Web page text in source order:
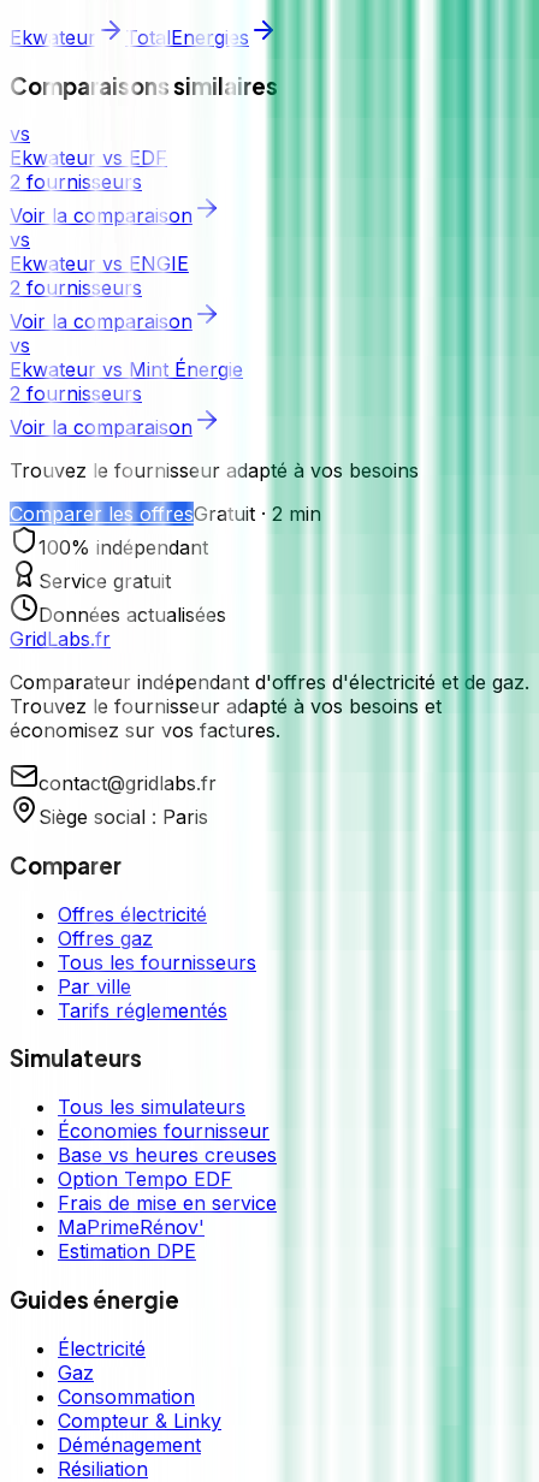
Ekwateur TotalEnergies
Comparaisons similaires
vs
Ekwateur vs EDF
2 fournisseurs
Voir la comparaison
vs
Ekwateur vs ENGIE
2 fournisseurs
Voir la comparaison
vs
Ekwateur vs Mint Énergie
2 fournisseurs
Voir la comparaison
Trouvez le fournisseur adapté à vos besoins
Comparer les offresGratuit · 2 min
100% indépendant
Service gratuit
Données actualisées
GridLabs.fr
Comparateur indépendant d'offres d'électricité et de gaz.
Trouvez le fournisseur adapté à vos besoins et
économisez sur vos factures.
contact@gridlabs.fr
Siège social : Paris
Comparer
Offres électricité
Offres gaz
Tous les fournisseurs
Par ville
Tarifs réglementés
Simulateurs
Tous les simulateurs
Économies fournisseur
Base vs heures creuses
Option Tempo EDF
Frais de mise en service
MaPrimeRénov'
Estimation DPE
Guides énergie
Électricité
Gaz
Consommation
Compteur & Linky
Déménagement
Résiliation